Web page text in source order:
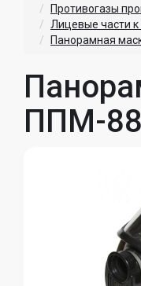
Противогазы
Лицевые части
Панорамная
ППМ-88